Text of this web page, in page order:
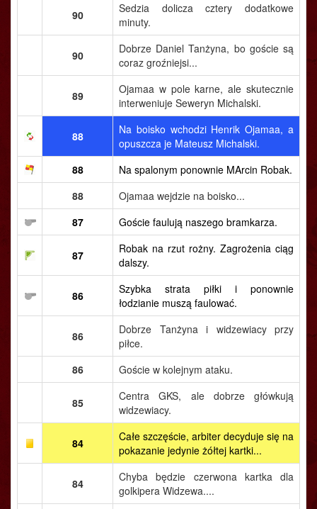
90
Sedzia dolicza cztery dodatkowe
minuty.
90
Dobrze Daniel Tanżyna, bo goście są
coraz groźniejsi...
89
Ojamaa w pole karne, ale skutecznie
interweniuje Seweryn Michalski.
88
Na boisko wchodzi Henrik Ojamaa, a
opuszcza je Mateusz Michalski.
88
Na spalonym ponownie MArcin Robak.
88
Ojamaa wejdzie na boisko...
87
Goście faulują naszego bramkarza.
87
Robak na rzut rożny. Zagrożenia ciąg
dalszy.
86
Szybka strata piłki i ponownie
łodzianie muszą faulować.
86
Dobrze Tanżyna i widzewiacy przy
piłce.
86
Goście w kolejnym ataku.
85
Centra GKS, ale dobrze główkują
widzewiacy.
84
Całe szczęście, arbiter decyduje się na
pokazanie jedynie żółtej kartki...
84
Chyba będzie czerwona kartka dla
golkipera Widzewa....